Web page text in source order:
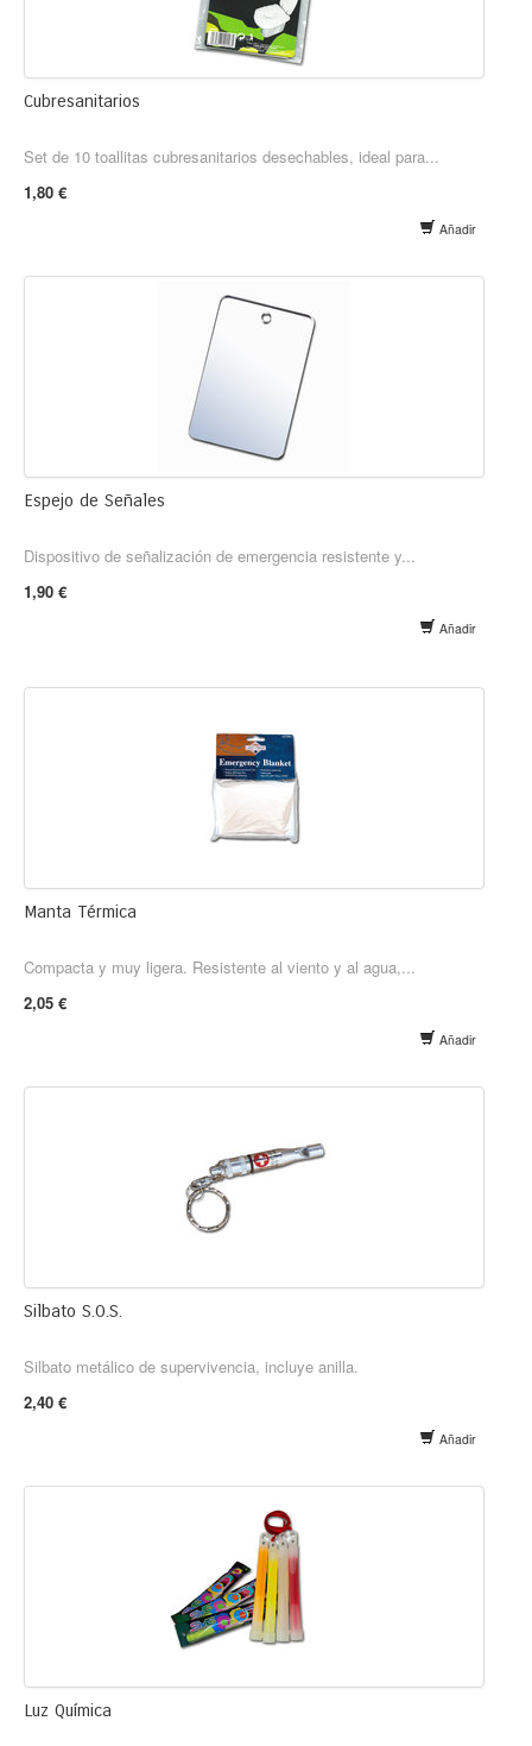
Cubresanitarios
Set de 10 toallitas cubresanitarios desechables, ideal para...
1,80 €
Añadir
Espejo de Señales
Dispositivo de señalización de emergencia resistente y...
1,90 €
Añadir
Manta Térmica
Compacta y muy ligera. Resistente al viento y al agua,...
2,05 €
Añadir
Silbato S.O.S.
Silbato metálico de supervivencia, incluye anilla.
2,40 €
Añadir
Luz Química